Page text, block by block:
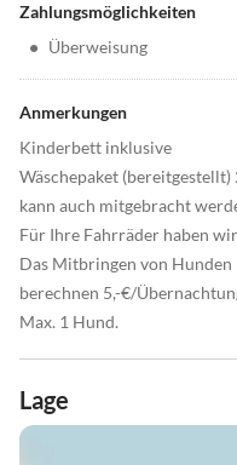
Zahlungsmöglichkeiten
• Überweisung
Anmerkungen
Kinderbett inklusive
Wäschepaket
kann auch mitgebracht
Für Ihre Fahrräder haben
Das Mitbringen von
berechnen 5,-€/
Max. 1 Hund.
Lage